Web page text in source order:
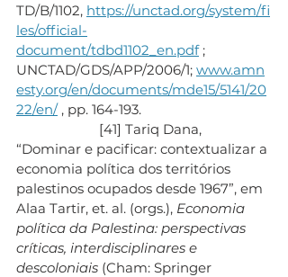
TD/B/1102, https://unctad.org/system/fi
les/official-
document/tdbd1102_en.pdf ;
UNCTAD/GDS/APP/2006/1; www.amn
esty.org/en/documents/mde15/5141/20
22/en/ , pp. 164-193.
[41] Tariq Dana,
“Dominar e pacificar: contextualizar a
economia política dos territórios
palestinos ocupados desde 1967”, em
Alaa Tartir, et. al. (orgs.), Economia
política da Palestina: perspectivas
críticas, interdisciplinares e
descoloniais (Cham: Springer